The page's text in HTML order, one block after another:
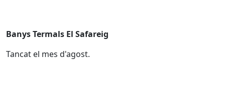
Banys Termals El Safareig
Tancat el mes d'agost.